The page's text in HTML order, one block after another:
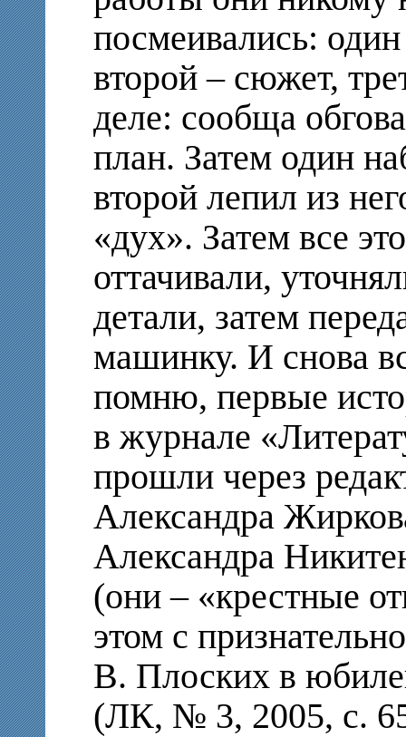
посмеивались:
второй – сюжет,
деле: сообща
план. Затем один
второй лепил из
«дух». Затем все
оттачивали,
детали, затем
машинку. И снова
помню, первые
в журнале
прошли через
Александра
Александра
(они – «крестные
этом с
В. Плоских в
(ЛК, № 3, 2005, с.